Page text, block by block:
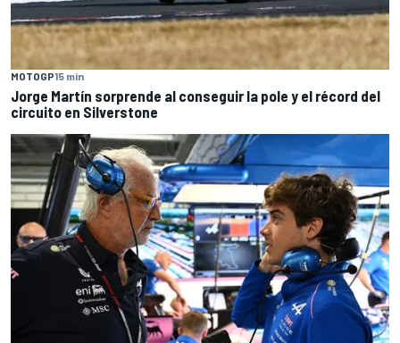
MOTOGP15 min
Jorge Martín sorprende al conseguir la pole y el récord del
circuito en Silverstone